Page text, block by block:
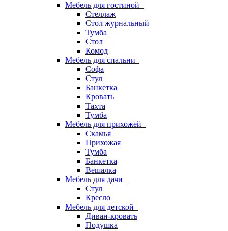
Мебель для гостиной
Стеллаж
Стол журнальный
Тумба
Стол
Комод
Мебель для спальни
Софа
Стул
Банкетка
Кровать
Тахта
Тумба
Мебель для прихожей
Скамья
Прихожая
Тумба
Банкетка
Вешалка
Мебель для дачи
Стул
Кресло
Мебель для детской
Диван-кровать
Подушка